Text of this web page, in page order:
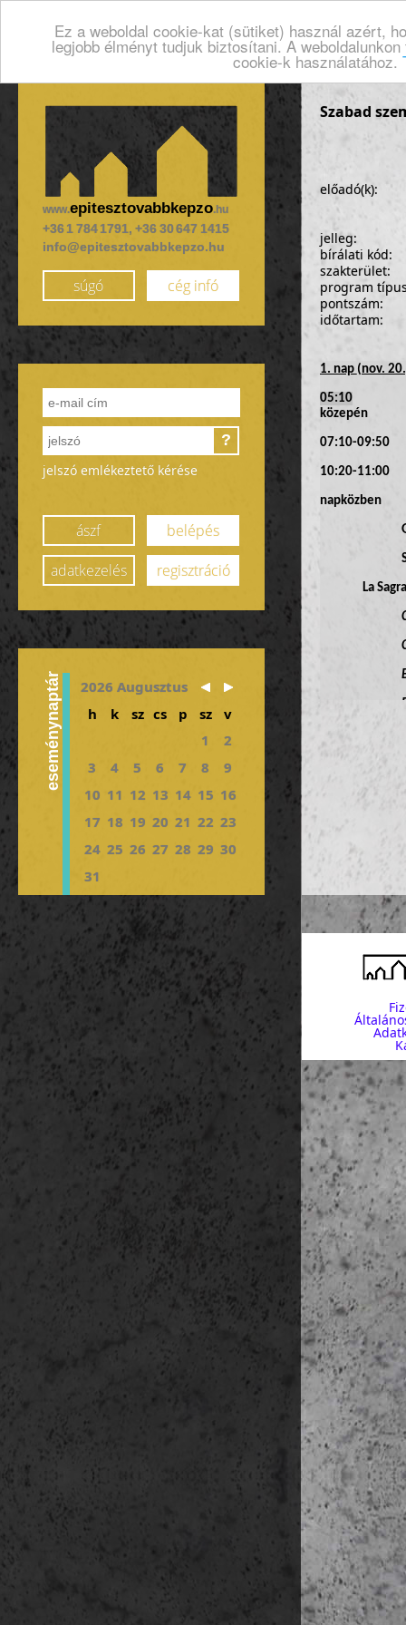
Ez a weboldal cookie-kat (sütiket) használ azért,
legjobb élményt tudjuk biztosítani. A
cookie-k használatához.
www.epitesztovabbkepzo.hu
+36 1 784 1791, +36 30 647 1415
info@epitesztovabbkepzo.hu
súgó cég infó
?
jelszó emlékeztető kérése
ászf
belépés
adatkezelés
regisztráció
eseménynaptár
2026 Augusztus
h
k sz cs p sz
v
1
2
3
4 5 6 7 8
9
10 11 12 13 14 15 16
17 18 19 20 21 22 23
24 25 26 27 28 29 30
31
Szabad
előadó(k):
jelleg:
bírálati kód:
szakterület:
program
pontszám:
időtartam:
1. nap (nov.
05:10
közepén
07:10-09:50
10:20-11:00
napközben
La
Basilica
Palau
(nov.
Arc de
Palau
Zoo de
e b é
délután
séta a